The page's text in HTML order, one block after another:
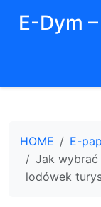
E-Dym
HOME
E-
Jak wybrać
lodówek